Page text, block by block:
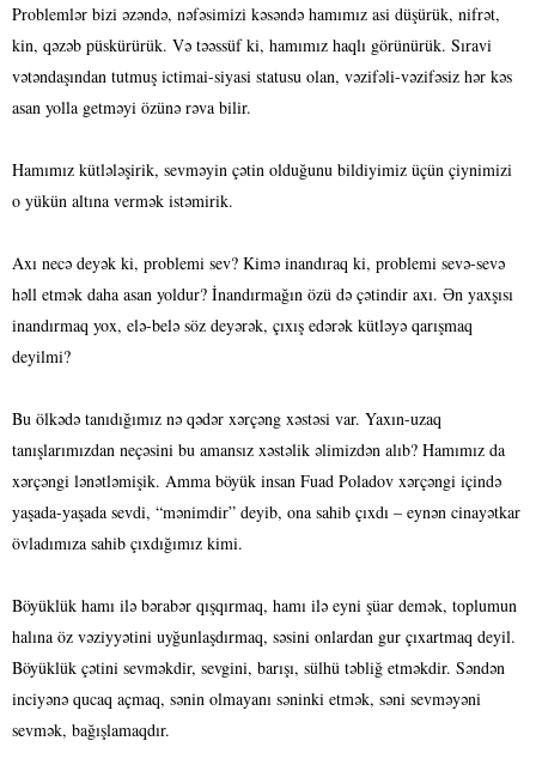
Problemlər bizi əzəndə, nəfəsimizi kəsəndə hamımız asi düşürük, nifrət,
kin, qəzəb püskürürük. Və təəssüf ki, hamımız haqlı görünürük. Sıravi
vətəndaşından tutmuş ictimai-siyasi statusu olan, vəzifəli-vəzifəsiz hər kəs
asan yolla getməyi özünə rəva bilir.
Hamımız kütlələşirik, sevməyin çətin olduğunu bildiyimiz üçün çiynimizi
o yükün altına vermək istəmirik.
Axı necə deyək ki, problemi sev? Kimə inandıraq ki, problemi sevə-sevə
həll etmək daha asan yoldur? İnandırmağın özü də çətindir axı. Ən yaxşısı
inandırmaq yox, elə-belə söz deyərək, çıxış edərək kütləyə qarışmaq
deyilmi?
Bu ölkədə tanıdığımız nə qədər xərçəng xəstəsi var. Yaxın-uzaq
tanışlarımızdan neçəsini bu amansız xəstəlik əlimizdən alıb? Hamımız da
xərçəngi lənətləmişik. Amma böyük insan Fuad Poladov xərçəngi içində
yaşada-yaşada sevdi, “mənimdir” deyib, ona sahib çıxdı – eynən cinayətkar
övladımıza sahib çıxdığımız kimi.
Böyüklük hamı ilə bərabər qışqırmaq, hamı ilə eyni şüar demək, toplumun
halına öz vəziyyətini uyğunlaşdırmaq, səsini onlardan gur çıxartmaq deyil.
Böyüklük çətini sevməkdir, sevgini, barışı, sülhü təbliğ etməkdir. Səndən
inciyənə qucaq açmaq, sənin olmayanı səninki etmək, səni sevməyəni
sevmək, bağışlamaqdır.